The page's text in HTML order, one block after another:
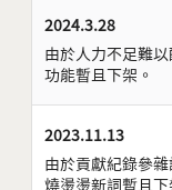
2024.3.28
由於人力不足難
功能暫且下架。
2023.11.13
由於貢獻紀錄參
燒燙燙新詞暫且下